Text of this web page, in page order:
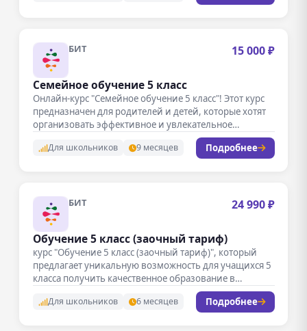
БИТ 15 000 ₽
Семейное обучение 5 класс
Онлайн-курс "Семейное обучение 5 класс"! Этот курс
предназначен для родителей и детей, которые хотят
организовать эффективное и увлекательное…
Для школьников 9 месяцев Подробнее
БИТ 24 990 ₽
Обучение 5 класс (заочный тариф)
курс "Обучение 5 класс (заочный тариф)", который
предлагает уникальную возможность для учащихся 5
класса получить качественное образование в…
Для школьников 6 месяцев Подробнее